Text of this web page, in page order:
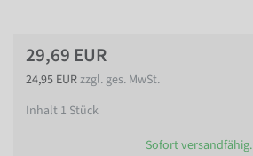
29,69 EUR
24,95 EURzzgl. ges. MwSt.
Inhalt 1 Stück
Sofort versandfähig.